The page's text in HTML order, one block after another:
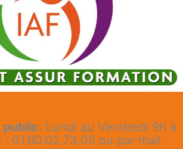
public: Lundi au Vendredi 9h à
: 01.60.02.73.05 ou par mail :